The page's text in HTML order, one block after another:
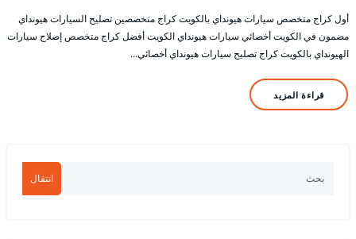
أول كراج متخصص سيارات هيونداي بالكويت كراج متخصصين تصليح السيارات هيونداي
مضمون في الكويت أخصائي سيارات هيونداي الكويت أفضل كراج متخصص إصلاح سيارات
الهيونداي بالكويت كراج تصليح سيارات هيونداي أخصائي…
قراءة المزيد
انتقال